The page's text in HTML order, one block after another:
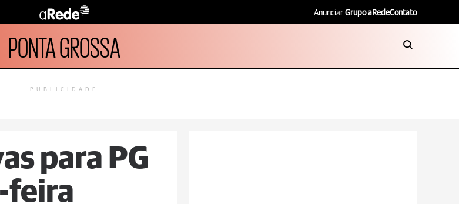
Anunciar Grupo aRedeContato
PONTA GROSSA
PUBLICIDADE
para PG
feira